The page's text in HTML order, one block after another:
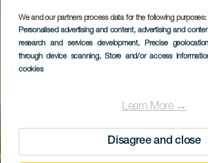
We and our partners process data for the following purposes:
Personalised advertising and content, advertising and
research and services development, Precise
through device scanning, Store and/or access
cookies
Learn More →
Disagree and close
Meloneras
Lopesan